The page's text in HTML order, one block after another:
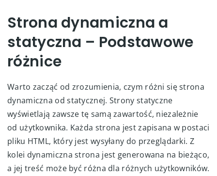
Strona dynamiczna a
statyczna – Podstawowe
różnice
Warto zacząć od zrozumienia, czym różni się strona
dynamiczna od statycznej. Strony statyczne
wyświetlają zawsze tę samą zawartość, niezależnie
od użytkownika. Każda strona jest zapisana w postaci
pliku HTML, który jest wysyłany do przeglądarki. Z
kolei dynamiczna strona jest generowana na bieżąco,
a jej treść może być różna dla różnych użytkowników.